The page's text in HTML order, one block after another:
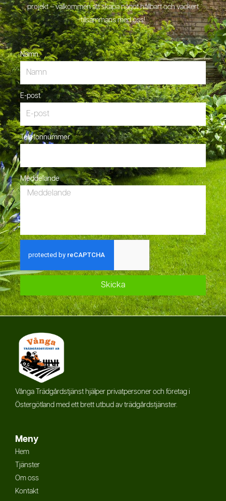
projekt – välkommen att skapa något hållbart och vackert
tillsammans med oss!
Namn
E-post
Telefonnummer
Meddelande
Skicka
Vånga Trädgårdstjänst hjälper privatpersoner och företag i
Östergötland med ett brett utbud av trädgårdstjänster.
Meny
Hem
Tjänster
Om oss
Kontakt